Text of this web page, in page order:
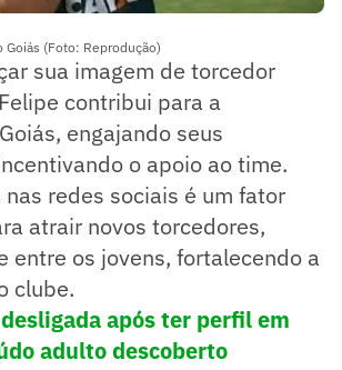
(Foto: Reprodução)
sua imagem de torcedor
contribui para a
engajando seus
o apoio ao time.
nas redes sociais é um fator
atrair novos torcedores,
entre os jovens, fortalecendo a
clube.
após ter perfil em
adulto descoberto